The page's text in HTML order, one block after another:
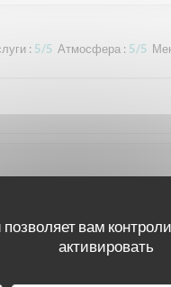
позволяет вам
активировать
: 5/5 Атмосфера : 5/5